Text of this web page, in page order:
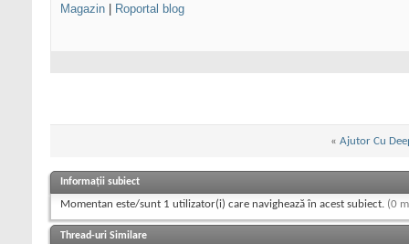
Magazin Roportal blog
« Ajutor Cu
Informații subiect
Momentan este/sunt 1 utilizator(i) care navighează în acest subiect. (0
Thread-uri Similare